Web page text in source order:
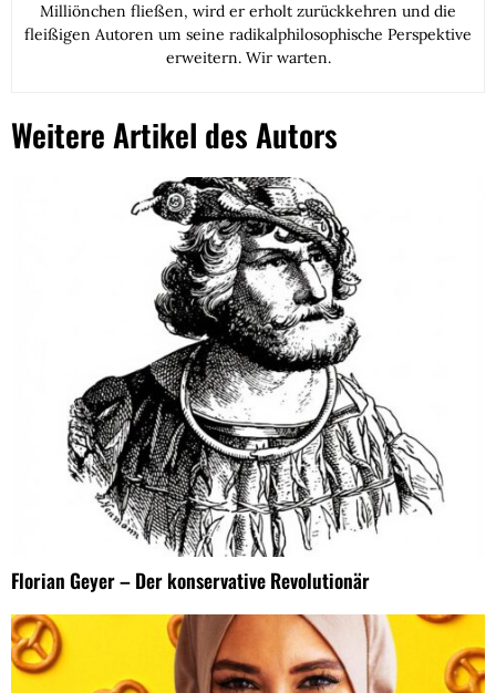
Milliönchen fließen, wird er erholt zurückkehren und die
fleißigen Autoren um seine radikalphilosophische Perspektive
erweitern. Wir warten.
Weitere Artikel des Autors
Florian Geyer – Der konservative Revolutionär